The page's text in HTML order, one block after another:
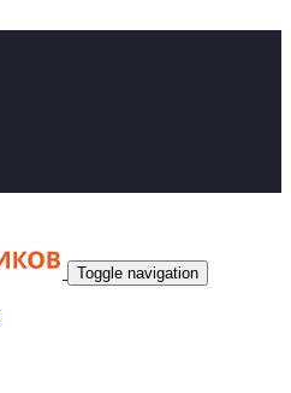
Toggle navigation